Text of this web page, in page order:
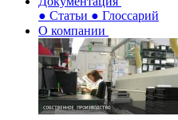
● Статьи ● Глоссарий
О компании